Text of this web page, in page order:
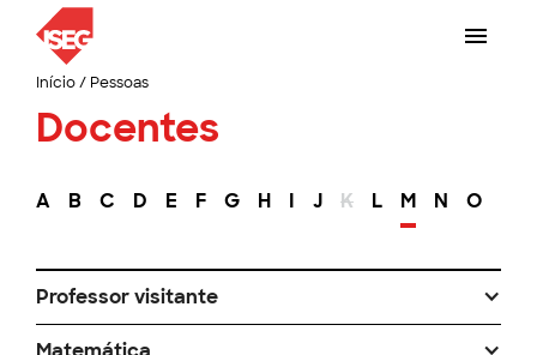
Início/ Pessoas
Docentes
A B C D E F G H I J K L M N O
Professor visitante